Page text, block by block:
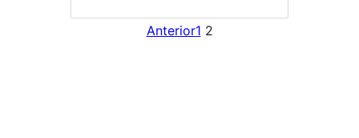
Anterior1 2